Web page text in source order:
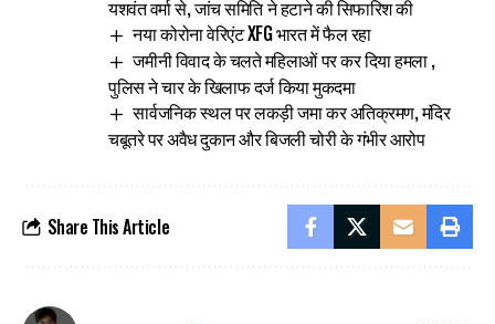
यशवंत वर्मा से, जांच समिति ने हटाने की सिफारिश की
नया कोरोना वेरिएंट XFG भारत में फैल रहा
जमीनी विवाद के चलते महिलाओं पर कर दिया हमला ,
पुलिस ने चार के खिलाफ दर्ज किया मुकदमा
सार्वजनिक स्थल पर लकड़ी जमा कर अतिक्रमण, मंदिर
चबूतरे पर अवैध दुकान और बिजली चोरी के गंभीर आरोप
Share This Article